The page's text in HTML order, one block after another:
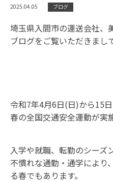
2025.04.05 ブログ
埼玉県入間市の運送会社、
ブログをご覧いただきまし
令和7年4月6日(日)から15
春の全国交通安全運動が実
入学や就職、転勤のシーズン
不慣れな通勤・通学により
る春でもあります。